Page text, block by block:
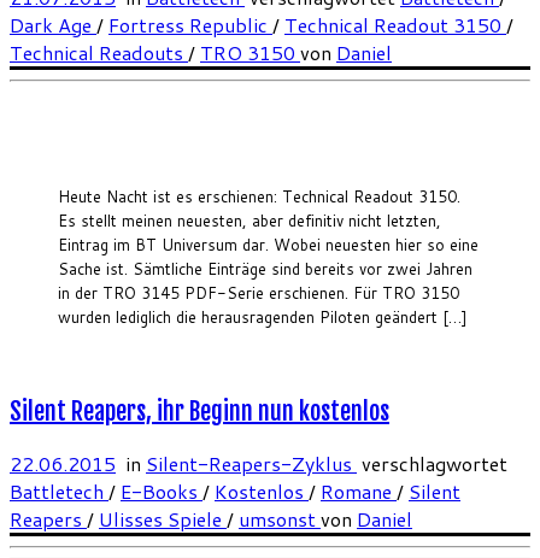
Heute Nacht ist es erschienen: Technical Readout 3150.
Es stellt meinen neuesten, aber definitiv nicht letzten,
Eintrag im BT Universum dar. Wobei neuesten hier so eine
Sache ist. Sämtliche Einträge sind bereits vor zwei Jahren
in der TRO 3145 PDF-Serie erschienen. Für TRO 3150
wurden lediglich die herausragenden Piloten geändert […]
Dark Age / Fortress Republic / Technical Readout 3150 /
Technical Readouts / TRO 3150 von Daniel
Silent Reapers, ihr Beginn nun kostenlos
22.06.2015 in Silent-Reapers-Zyklus verschlagwortet
Battletech / E-Books / Kostenlos / Romane / Silent
Reapers / Ulisses Spiele / umsonstvon Daniel